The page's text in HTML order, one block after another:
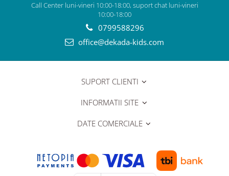
Call Center luni-vineri 10:00-18:00, suport chat luni-vineri
10:00-18:00
0799588296
office@dekada-kids.com
SUPORT CLIENTI
INFORMATII SITE
DATE COMERCIALE